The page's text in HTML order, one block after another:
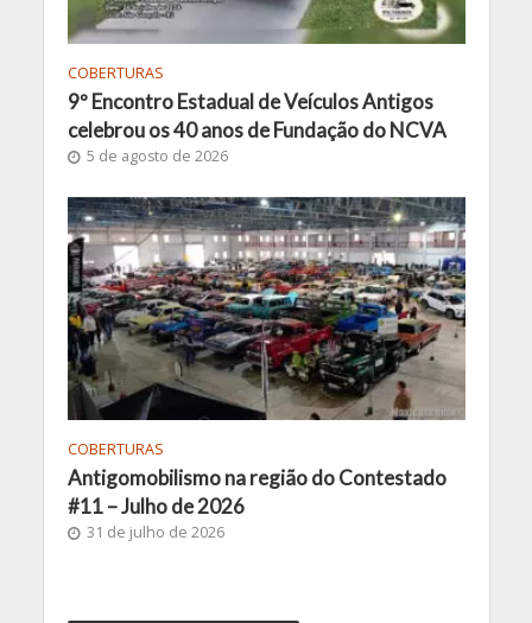
COBERTURAS
9º Encontro Estadual de Veículos Antigos
celebrou os 40 anos de Fundação do NCVA
5 de agosto de 2026
COBERTURAS
Antigomobilismo na região do Contestado
#11 – Julho de 2026
31 de julho de 2026